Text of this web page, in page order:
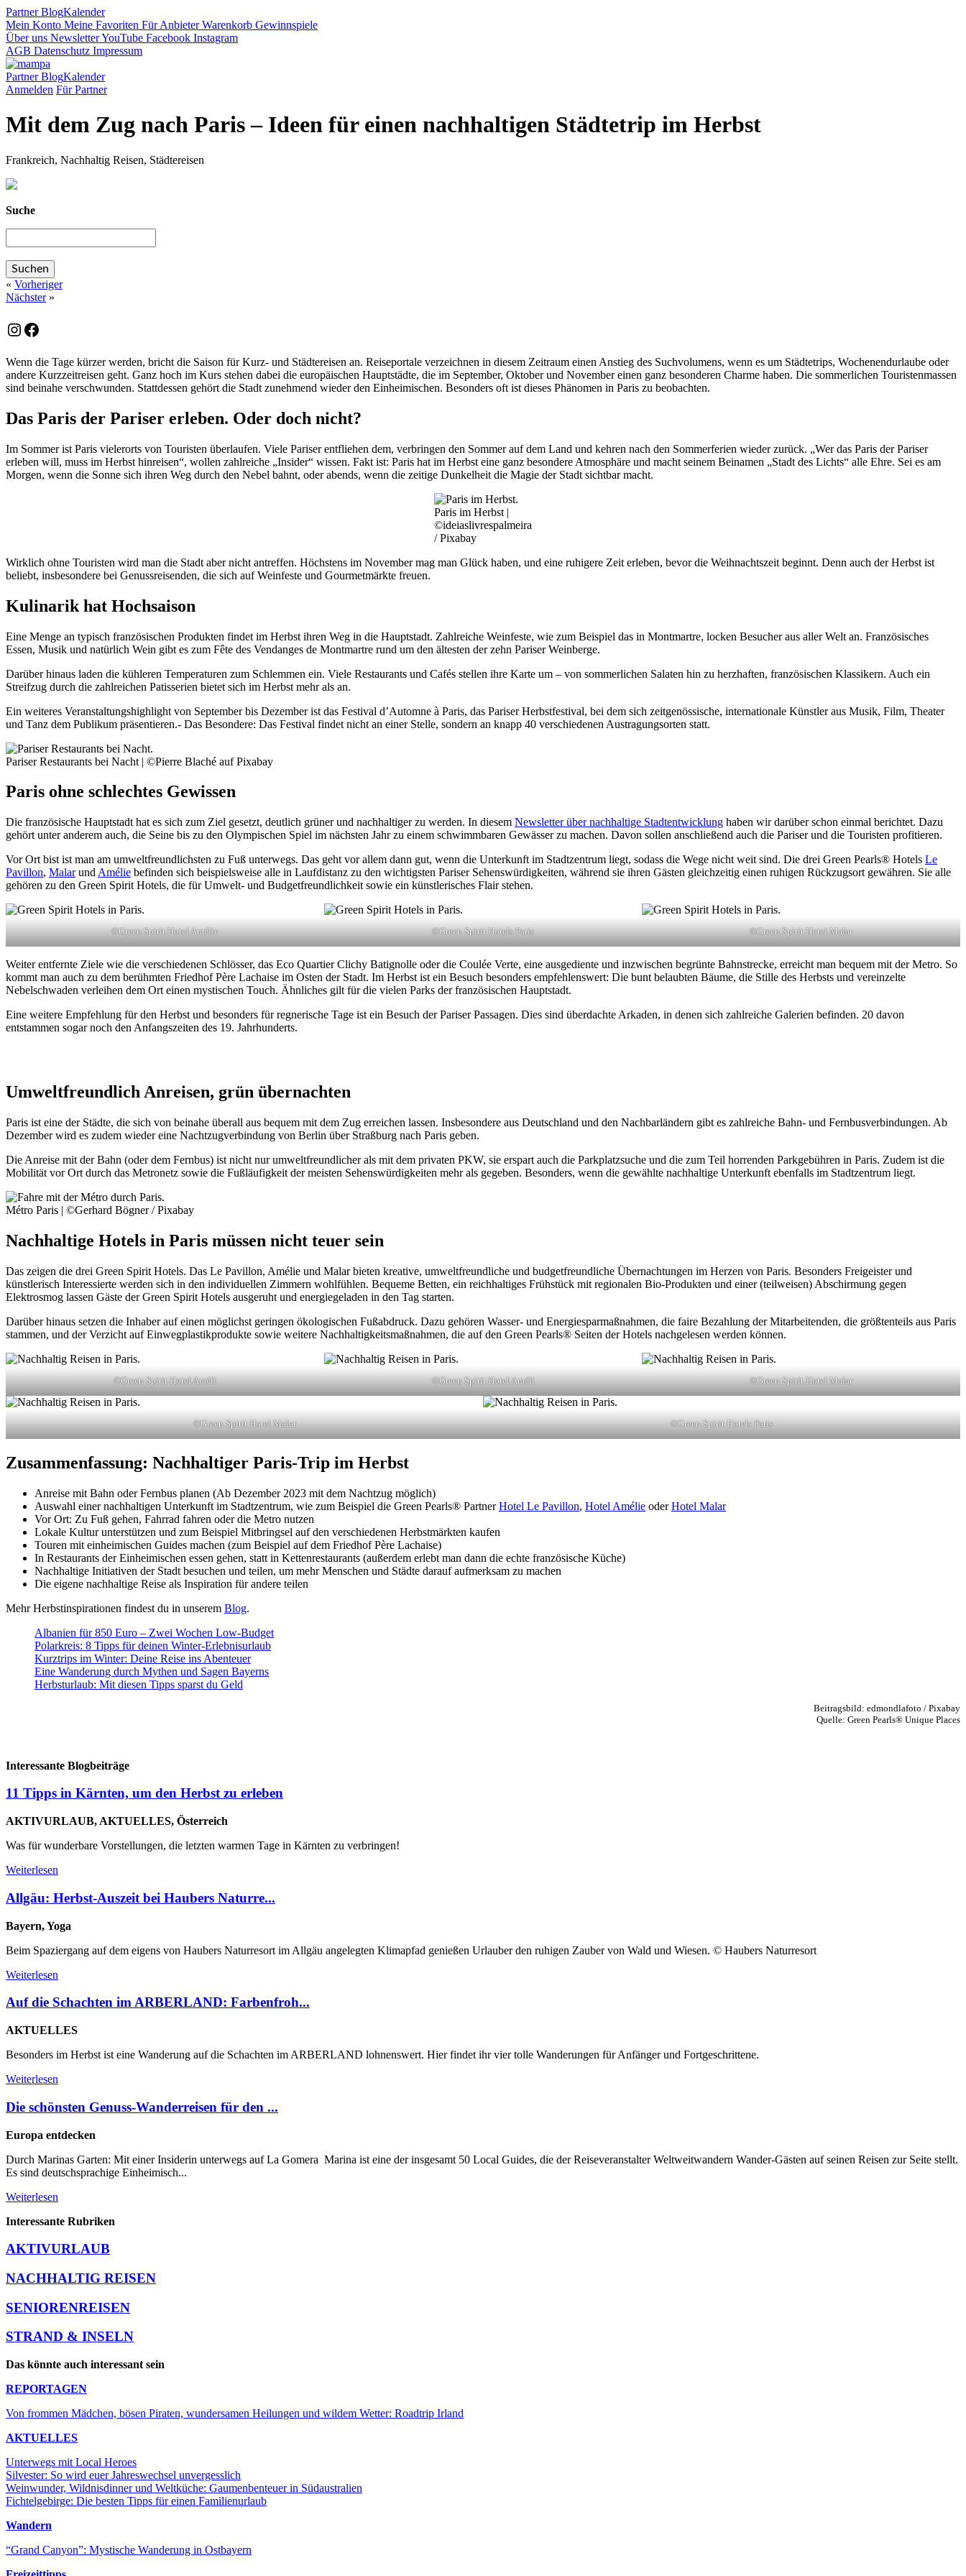
PartnerBlogKalender
Mein Konto Meine Favoriten Für AnbieterWarenkorb Gewinnspiele
Über uns NewsletterYouTube Facebook Instagram
AGB Datenschutz Impressum
PartnerBlogKalender
Anmelden Für Partner
Mit dem Zug nach Paris – Ideen für einen nachhaltigen Städtetrip im Herbst
Frankreich, Nachhaltig Reisen, Städtereisen
Suche
« Vorheriger
Nächster»
Instagram
Facebook
Wenn die Tage kürzer werden, bricht die Saison für Kurz- und Städtereisen an. Reiseportale verzeichnen in diesem Zeitraum einen Anstieg des Suchvolumens, wenn es um Städtetrips, Wochenendurlaube oder
andere Kurzzeitreisen geht. Ganz hoch im Kurs stehen dabei die europäischen Hauptstädte, die im September, Oktober und November einen ganz besonderen Charme haben. Die sommerlichen Touristenmassen
sind beinahe verschwunden. Stattdessen gehört die Stadt zunehmend wieder den Einheimischen. Besonders oft ist dieses Phänomen in Paris zu beobachten.
Das Paris der Pariser erleben. Oder doch nicht?
Im Sommer ist Paris vielerorts von Touristen überlaufen. Viele Pariser entfliehen dem, verbringen den Sommer auf dem Land und kehren nach den Sommerferien wieder zurück. „Wer das Paris der Pariser
erleben will, muss im Herbst hinreisen“, wollen zahlreiche „Insider“ wissen. Fakt ist: Paris hat im Herbst eine ganz besondere Atmosphäre und macht seinem Beinamen „Stadt des Lichts“ alle Ehre. Sei es am
Morgen, wenn die Sonne sich ihren Weg durch den Nebel bahnt, oder abends, wenn die zeitige Dunkelheit die Magie der Stadt sichtbar macht.
Paris im Herbst |
©ideiaslivrespalmeira
/ Pixabay
Wirklich ohne Touristen wird man die Stadt aber nicht antreffen. Höchstens im November mag man Glück haben, und eine ruhigere Zeit erleben, bevor die Weihnachtszeit beginnt. Denn auch der Herbst ist
beliebt, insbesondere bei Genussreisenden, die sich auf Weinfeste und Gourmetmärkte freuen.
Kulinarik hat Hochsaison
Eine Menge an typisch französischen Produkten findet im Herbst ihren Weg in die Hauptstadt. Zahlreiche Weinfeste, wie zum Beispiel das in Montmartre, locken Besucher aus aller Welt an. Französisches
Essen, Musik und natürlich Wein gibt es zum Fête des Vendanges de Montmartre rund um den ältesten der zehn Pariser Weinberge.
Darüber hinaus laden die kühleren Temperaturen zum Schlemmen ein. Viele Restaurants und Cafés stellen ihre Karte um – von sommerlichen Salaten hin zu herzhaften, französischen Klassikern. Auch ein
Streifzug durch die zahlreichen Patisserien bietet sich im Herbst mehr als an.
Ein weiteres Veranstaltungshighlight von September bis Dezember ist das Festival d’Automne à Paris, das Pariser Herbstfestival, bei dem sich zeitgenössische, internationale Künstler aus Musik, Film, Theater
und Tanz dem Publikum präsentieren.- Das Besondere: Das Festival findet nicht an einer Stelle, sondern an knapp 40 verschiedenen Austragungsorten statt.
Pariser Restaurants bei Nacht | ©Pierre Blaché auf Pixabay
Paris ohne schlechtes Gewissen
Die französische Hauptstadt hat es sich zum Ziel gesetzt, deutlich grüner und nachhaltiger zu werden. In diesem Newsletter über nachhaltige Stadtentwicklung haben wir darüber schon einmal berichtet. Dazu
gehört unter anderem auch, die Seine bis zu den Olympischen Spiel im nächsten Jahr zu einem schwimmbaren Gewässer zu machen. Davon sollen anschließend auch die Pariser und die Touristen profitieren.
Vor Ort bist ist man am umweltfreundlichsten zu Fuß unterwegs. Das geht vor allem dann gut, wenn die Unterkunft im Stadtzentrum liegt, sodass die Wege nicht weit sind. Die drei Green Pearls® Hotels Le
Pavillon, Malarund Amélie befinden sich beispielsweise alle in Laufdistanz zu den wichtigsten Pariser Sehenswürdigkeiten, während sie ihren Gästen gleichzeitig einen ruhigen Rückzugsort gewähren. Sie alle
gehören zu den Green Spirit Hotels, die für Umwelt- und Budgetfreundlichkeit sowie ein künstlerisches Flair stehen.
©Green Spirit Hotel Amélie ©Green Spirit Hotels Paris ©Green Spirit Hotel Malar
Weiter entfernte Ziele wie die verschiedenen Schlösser, das Eco Quartier Clichy Batignolle oder die Coulée Verte, eine ausgediente und inzwischen begrünte Bahnstrecke, erreicht man bequem mit der Metro. So
kommt man auch zu dem berühmten Friedhof Père Lachaise im Osten der Stadt. Im Herbst ist ein Besuch besonders empfehlenswert: Die bunt belaubten Bäume, die Stille des Herbsts und vereinzelte
Nebelschwaden verleihen dem Ort einen mystischen Touch. Ähnliches gilt für die vielen Parks der französischen Hauptstadt.
Eine weitere Empfehlung für den Herbst und besonders für regnerische Tage ist ein Besuch der Pariser Passagen. Dies sind überdachte Arkaden, in denen sich zahlreiche Galerien befinden. 20 davon
entstammen sogar noch den Anfangszeiten des 19. Jahrhunderts.
Umweltfreundlich Anreisen, grün übernachten
Paris ist eine der Städte, die sich von beinahe überall aus bequem mit dem Zug erreichen lassen. Insbesondere aus Deutschland und den Nachbarländern gibt es zahlreiche Bahn- und Fernbusverbindungen. Ab
Dezember wird es zudem wieder eine Nachtzugverbindung von Berlin über Straßburg nach Paris geben.
Die Anreise mit der Bahn (oder dem Fernbus) ist nicht nur umweltfreundlicher als mit dem privaten PKW, sie erspart auch die Parkplatzsuche und die zum Teil horrenden Parkgebühren in Paris. Zudem ist die
Mobilität vor Ort durch das Metronetz sowie die Fußläufigkeit der meisten Sehenswürdigkeiten mehr als gegeben. Besonders, wenn die gewählte nachhaltige Unterkunft ebenfalls im Stadtzentrum liegt.
Métro Paris | ©Gerhard Bögner / Pixabay
Nachhaltige Hotels in Paris müssen nicht teuer sein
Das zeigen die drei Green Spirit Hotels. Das Le Pavillon, Amélie und Malar bieten kreative, umweltfreundliche und budgetfreundliche Übernachtungen im Herzen von Paris. Besonders Freigeister und
künstlerisch Interessierte werden sich in den individuellen Zimmern wohlfühlen. Bequeme Betten, ein reichhaltiges Frühstück mit regionalen Bio-Produkten und einer (teilweisen) Abschirmung gegen
Elektrosmog lassen Gäste der Green Spirit Hotels ausgeruht und energiegeladen in den Tag starten.
Darüber hinaus setzen die Inhaber auf einen möglichst geringen ökologischen Fußabdruck. Dazu gehören Wasser- und Energiesparmaßnahmen, die faire Bezahlung der Mitarbeitenden, die größtenteils aus Paris
stammen, und der Verzicht auf Einwegplastikprodukte sowie weitere Nachhaltigkeitsmaßnahmen, die auf den Green Pearls® Seiten der Hotels nachgelesen werden können.
©Green Spirit Hotel Améli ©Green Spirit Hotel Améli ©Green Spirit Hotel Malar
©Green Spirit Hotel Malar ©Green Spirit Hotels Paris
Zusammenfassung: Nachhaltiger Paris-Trip im Herbst
Anreise mit Bahn oder Fernbus planen (Ab Dezember 2023 mit dem Nachtzug möglich)
Auswahl einer nachhaltigen Unterkunft im Stadtzentrum, wie zum Beispiel die Green Pearls® PartnerHotel Le Pavillon, Hotel Amélie oderHotel Malar
Vor Ort: Zu Fuß gehen, Fahrrad fahren oder die Metro nutzen
Lokale Kultur unterstützen und zum Beispiel Mitbringsel auf den verschiedenen Herbstmärkten kaufen
Touren mit einheimischen Guides machen (zum Beispiel auf dem Friedhof Père Lachaise)
In Restaurants der Einheimischen essen gehen, statt in Kettenrestaurants (außerdem erlebt man dann die echte französische Küche)
Nachhaltige Initiativen der Stadt besuchen und teilen, um mehr Menschen und Städte darauf aufmerksam zu machen
Die eigene nachhaltige Reise als Inspiration für andere teilen
Mehr Herbstinspirationen findest du in unserem Blog.
Albanien für 850 Euro – Zwei Wochen Low-Budget
Polarkreis: 8 Tipps für deinen Winter-Erlebnisurlaub
Kurztrips im Winter: Deine Reise ins Abenteuer
Eine Wanderung durch Mythen und Sagen Bayerns
Herbsturlaub: Mit diesen Tipps sparst du Geld
Beitragsbild: edmondlafoto / Pixabay
Quelle: Green Pearls® Unique Places
Interessante Blogbeiträge
11 Tipps in Kärnten, um den Herbst zu erleben
AKTIVURLAUB, AKTUELLES, Österreich
Was für wunderbare Vorstellungen, die letzten warmen Tage in Kärnten zu verbringen!
Weiterlesen
Allgäu: Herbst-Auszeit bei Haubers Naturre...
Bayern, Yoga
Beim Spaziergang auf dem eigens von Haubers Naturresort im Allgäu angelegten Klimapfad genießen Urlauber den ruhigen Zauber von Wald und Wiesen. © Haubers Naturresort
Weiterlesen
Auf die Schachten im ARBERLAND: Farbenfroh...
AKTUELLES
Besonders im Herbst ist eine Wanderung auf die Schachten im ARBERLAND lohnenswert. Hier findet ihr vier tolle Wanderungen für Anfänger und Fortgeschrittene.
Weiterlesen
Die schönsten Genuss-Wanderreisen für den ...
Europa entdecken
Durch Marinas Garten: Mit einer Insiderin unterwegs auf La Gomera Marina ist eine der insgesamt 50 Local Guides, die der Reiseveranstalter Weltweitwandern Wander-Gästen auf seinen Reisen zur Seite stellt.
Es sind deutschsprachige Einheimisch...
Weiterlesen
Interessante Rubriken
AKTIVURLAUB
NACHHALTIG REISEN
SENIORENREISEN
STRAND & INSELN
Das könnte auch interessant sein
REPORTAGEN
Von frommen Mädchen, bösen Piraten, wundersamen Heilungen und wildem Wetter: Roadtrip Irland
AKTUELLES
Unterwegs mit Local Heroes
Silvester: So wird euer Jahreswechsel unvergesslich
Weinwunder, Wildnisdinner und Weltküche: Gaumenbenteuer in Südaustralien
Fichtelgebirge: Die besten Tipps für einen Familienurlaub
Wandern
“Grand Canyon”: Mystische Wanderung in Ostbayern